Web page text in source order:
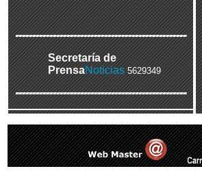
Secretaría de
PrensaNoticias 5629349